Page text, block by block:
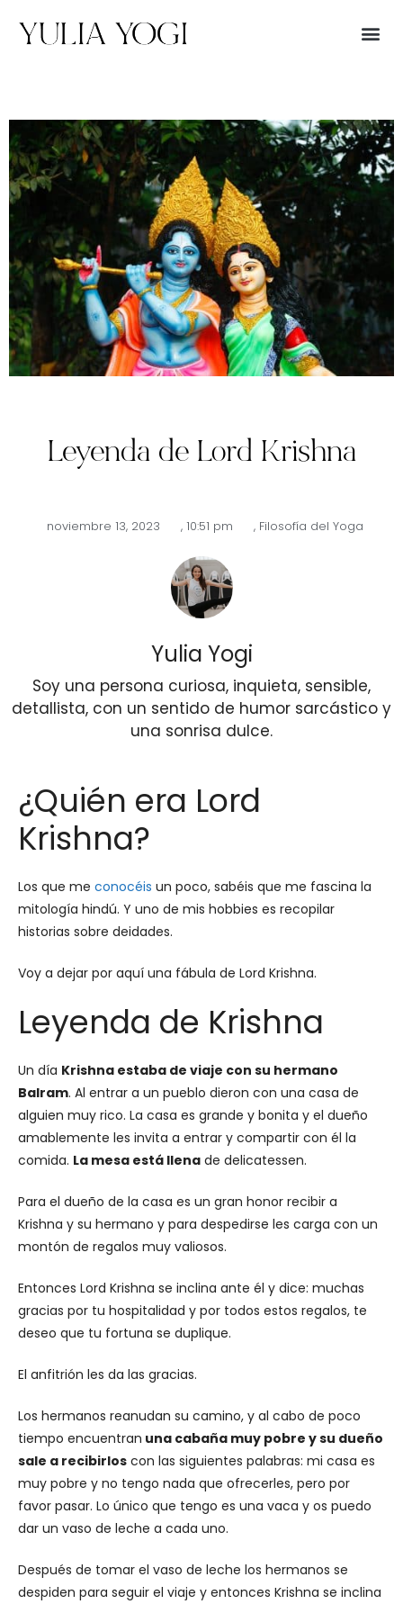
Leyenda de Lord Krishna
noviembre 13, 2023 , 10:51 pm , Filosofía del Yoga
Yulia Yogi
Soy una persona curiosa, inquieta, sensible,
detallista, con un sentido de humor sarcástico y
una sonrisa dulce.
¿Quién era Lord
Krishna?
Los que me conocéis un poco, sabéis que me fascina la
mitología hindú. Y uno de mis hobbies es recopilar
historias sobre deidades.
Voy a dejar por aquí una fábula de Lord Krishna.
Leyenda de Krishna
Un día Krishna estaba de viaje con su hermano
Balram. Al entrar a un pueblo dieron con una casa de
alguien muy rico. La casa es grande y bonita y el dueño
amablemente les invita a entrar y compartir con él la
comida. La mesa está llena de delicatessen.
Para el dueño de la casa es un gran honor recibir a
Krishna y su hermano y para despedirse les carga con un
montón de regalos muy valiosos.
Entonces Lord Krishna se inclina ante él y dice: muchas
gracias por tu hospitalidad y por todos estos regalos, te
deseo que tu fortuna se duplique.
El anfitrión les da las gracias.
Los hermanos reanudan su camino, y al cabo de poco
tiempo encuentran una cabaña muy pobre y su dueño
sale a recibirlos con las siguientes palabras: mi casa es
muy pobre y no tengo nada que ofrecerles, pero por
favor pasar. Lo único que tengo es una vaca y os puedo
dar un vaso de leche a cada uno.
Después de tomar el vaso de leche los hermanos se
despiden para seguir el viaje y entonces Krishna se inclina